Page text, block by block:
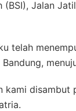
Jalan
telah
kami disambut